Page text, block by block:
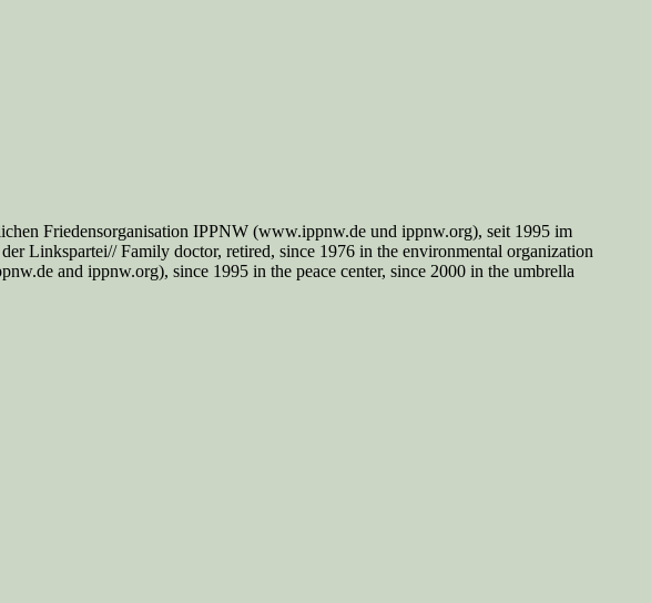
Friedensorganisation IPPNW (www.ippnw.de und ippnw.org), seit 1995 im
Linkspartei// Family doctor, retired, since 1976 in the environmental organization
and ippnw.org), since 1995 in the peace center, since 2000 in the umbrella